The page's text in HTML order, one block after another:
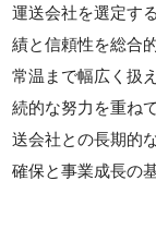
運送会社を選定す
績と信頼性を総合
常温まで幅広く扱
続的な努力を重ね
送会社との長期的
確保と事業成長の